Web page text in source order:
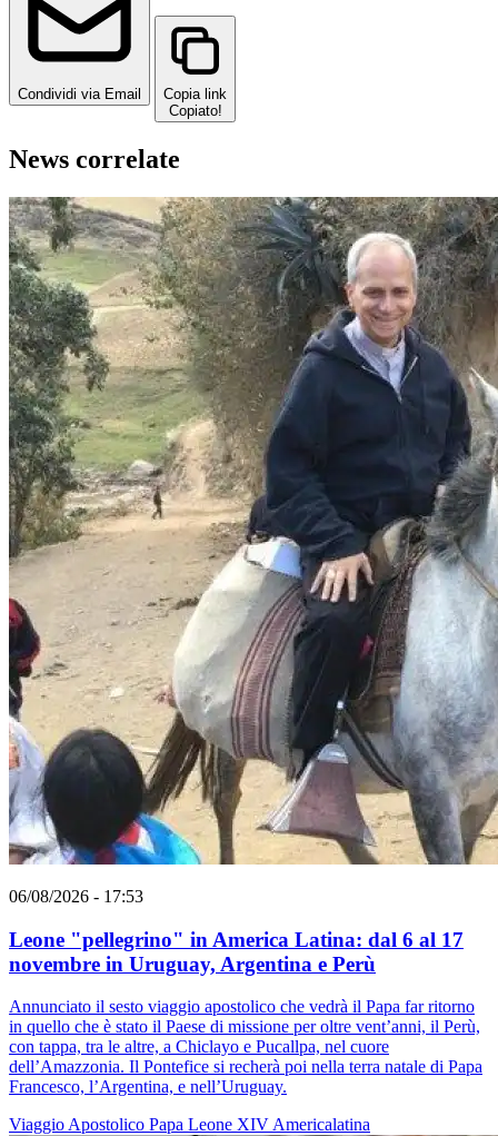
Condividi via Email
Copia link
Copiato!
News correlate
06/08/2026 - 17:53
Leone "pellegrino" in America Latina: dal 6 al 17
novembre in Uruguay, Argentina e Perù
Annunciato il sesto viaggio apostolico che vedrà il Papa far ritorno
in quello che è stato il Paese di missione per oltre vent’anni, il Perù,
con tappa, tra le altre, a Chiclayo e Pucallpa, nel cuore
dell’Amazzonia. Il Pontefice si recherà poi nella terra natale di Papa
Francesco, l’Argentina, e nell’Uruguay.
Viaggio Apostolico Papa Leone XIV Americalatina